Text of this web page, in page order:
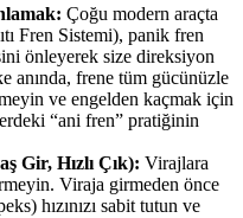
Çoğu modern araçta
Fren Sistemi), panik fren
önleyerek size direksiyon
anında, frene tüm gücünüzle
ve engelden kaçmak için
“ani fren” pratiğinin
Gir, Hızlı Çık): Virajlara
Viraja girmeden önce
hızınızı sabit tutun ve